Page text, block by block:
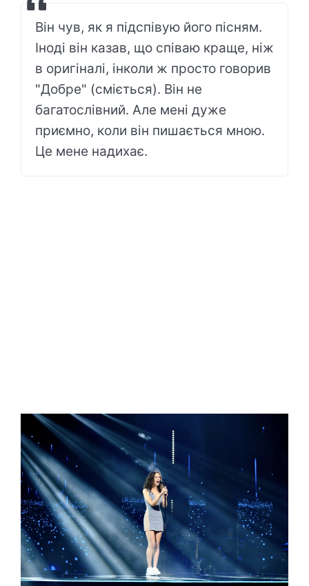
Він чув, як я підспівую його пісням.
Іноді він казав, що співаю краще, ніж
в оригіналі, інколи ж просто говорив
"Добре" (сміється). Він не
багатослівний. Але мені дуже
приємно, коли він пишається мною.
Це мене надихає.